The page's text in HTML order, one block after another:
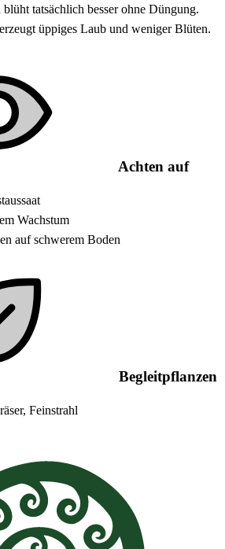
tatsächlich besser ohne Düngung.
üppiges Laub und weniger Blüten.
Achten auf
Wachstum
auf schwerem Boden
Begleitpflanzen
Feinstrahl